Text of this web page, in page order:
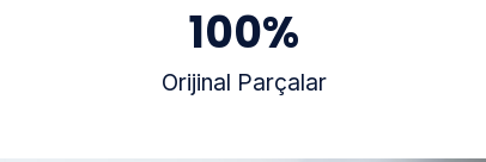
100%
Orijinal Parçalar